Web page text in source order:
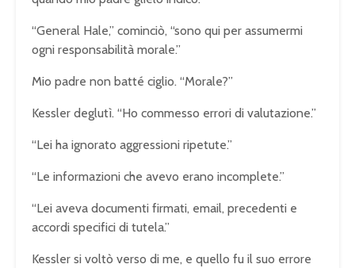
“General Hale,” cominciò, “sono qui per assumermi
ogni responsabilità morale.”
Mio padre non batté ciglio. “Morale?”
Kessler deglutì. “Ho commesso errori di valutazione.”
“Lei ha ignorato aggressioni ripetute.”
“Le informazioni che avevo erano incomplete.”
“Lei aveva documenti firmati, email, precedenti e
accordi specifici di tutela.”
Kessler si voltò verso di me, e quello fu il suo errore